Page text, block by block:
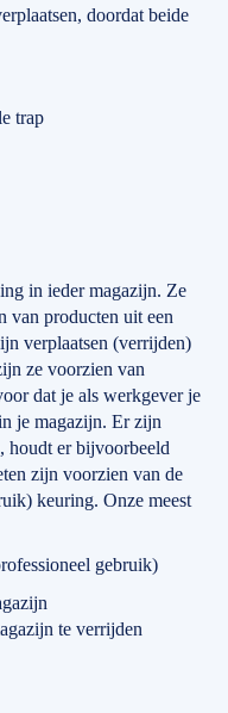
doordat beide
trap
in ieder magazijn. Ze
van producten uit een
verplaatsen (verrijden)
ze voorzien van
dat je als werkgever je
je magazijn. Er zijn
houdt er bijvoorbeeld
zijn voorzien van de
keuring. Onze meest
gebruik)
te verrijden